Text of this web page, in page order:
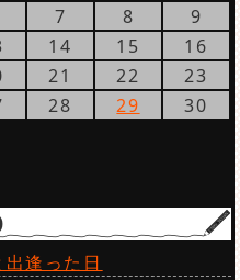
7 8
9
14 15
16
21 22
23
28 29
30
逢った日